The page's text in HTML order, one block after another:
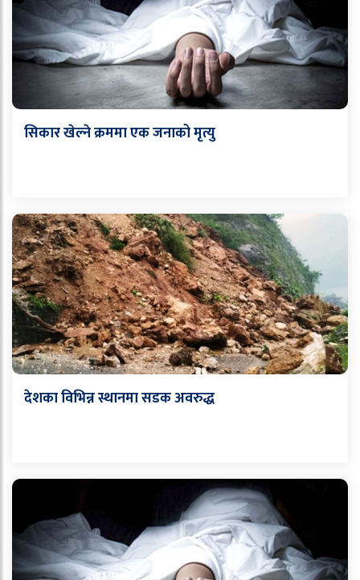
सिकार खेल्ने क्रममा एक जनाको मृत्यु
देशका विभिन्न स्थानमा सडक अवरुद्ध